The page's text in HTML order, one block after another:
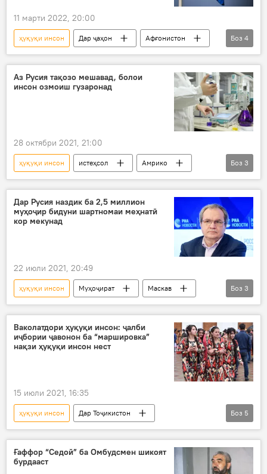
11 марти 2022, 20:00
ҳуқуқи инсон Дар ҷаҳон
Афғонистон
Толибон
ташкил
ҳуқуқ
СММ
Боз 4
Аз Русия тақозо мешавад, болои
инсон озмоиш гузаронад
28 октябри 2021, 21:00
ҳуқуқи инсон истеҳсол
Амрико
таҷриба
дору Дар Русия
Боз 3
Дар Русия наздик ба 2,5 миллион
муҳоҷир бидуни шартномаи меҳнатӣ
кор мекунад
22 июли 2021, 20:49
ҳуқуқи инсон Муҳоҷират
Маскав
шартнома
кор Дар Русия
Боз 3
Ваколатдори ҳуқуқи инсон: ҷалби
иҷбории ҷавонон ба “маршировка”
нақзи ҳуқуқи инсон нест
15 июли 2021, 16:35
ҳуқуқи инсон
Дар Тоҷикистон
Ваколатдор оид ба ҳуқуқи инсон
ҷалб
нақз
чорабинӣ
Боз 5
Ғаффор “Седой” ба Омбудсмен шикоят
бурдааст